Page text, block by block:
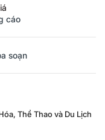
cáo
soạn
Thể Thao và Du Lịch